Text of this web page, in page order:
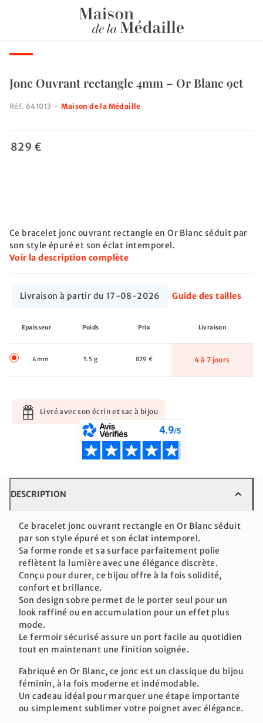
Jonc Ouvrant rectangle 4mm – Or Blanc 9ct
Réf. 641013 -Maison de la Médaille
829 €
Ce bracelet jonc ouvrant rectangle en Or Blanc séduit par
son style épuré et son éclat intemporel.
Voir la description complète
Livraison à partir du 17-08-2026 Guide des tailles
Epaisseur Poids Prix Livraison
4mm 5.5 g 829 € 4 à 7 jours
Livré avec son écrin et sac à bijou
DESCRIPTION
Ce bracelet jonc ouvrant rectangle en Or Blanc séduit
par son style épuré et son éclat intemporel.
Sa forme ronde et sa surface parfaitement polie
reflètent la lumière avec une élégance discrète.
Conçu pour durer, ce bijou offre à la fois solidité,
confort et brillance.
Son design sobre permet de le porter seul pour un
look raffiné ou en accumulation pour un effet plus
mode.
Le fermoir sécurisé assure un port facile au quotidien
tout en maintenant une finition soignée.
Fabriqué en Or Blanc, ce jonc est un classique du bijou
féminin, à la fois moderne et indémodable.
Un cadeau idéal pour marquer une étape importante
ou simplement sublimer votre poignet avec élégance.